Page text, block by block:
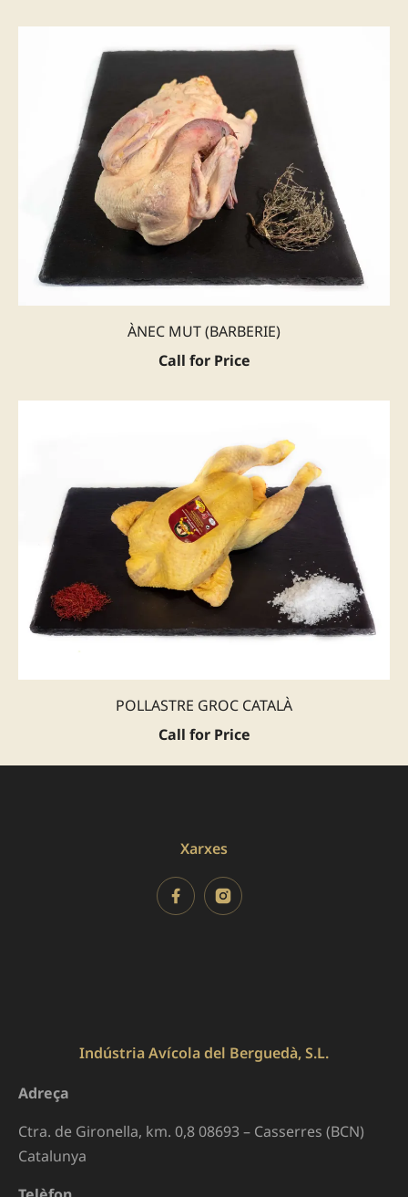
ÀNEC MUT (BARBERIE)
Call for Price
POLLASTRE GROC CATALÀ
Call for Price
Xarxes
Indústria Avícola del Berguedà, S.L.
Adreça
Ctra. de Gironella, km. 0,8 08693 – Casserres (BCN)
Catalunya